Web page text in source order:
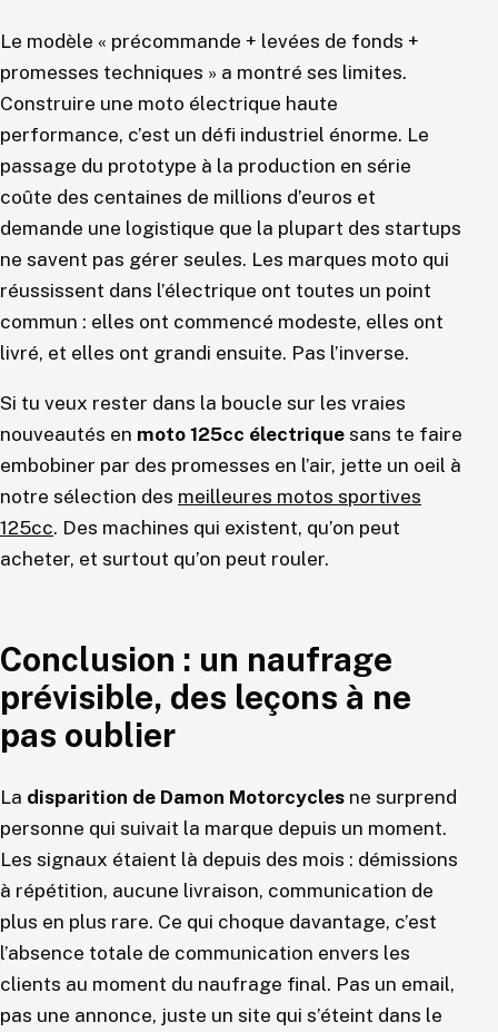
Le modèle « précommande + levées de fonds +
promesses techniques » a montré ses limites.
Construire une moto électrique haute
performance, c’est un défi industriel énorme. Le
passage du prototype à la production en série
coûte des centaines de millions d’euros et
demande une logistique que la plupart des startups
ne savent pas gérer seules. Les marques moto qui
réussissent dans l’électrique ont toutes un point
commun : elles ont commencé modeste, elles ont
livré, et elles ont grandi ensuite. Pas l’inverse.
Si tu veux rester dans la boucle sur les vraies
nouveautés en moto 125cc électrique sans te faire
embobiner par des promesses en l’air, jette un oeil à
notre sélection des meilleures motos sportives
125cc. Des machines qui existent, qu’on peut
acheter, et surtout qu’on peut rouler.
Conclusion : un naufrage
prévisible, des leçons à ne
pas oublier
La disparition de Damon Motorcycles ne surprend
personne qui suivait la marque depuis un moment.
Les signaux étaient là depuis des mois : démissions
à répétition, aucune livraison, communication de
plus en plus rare. Ce qui choque davantage, c’est
l’absence totale de communication envers les
clients au moment du naufrage final. Pas un email,
pas une annonce, juste un site qui s’éteint dans le